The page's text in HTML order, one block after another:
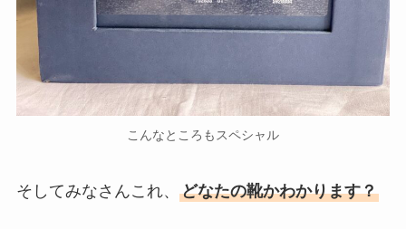
こんなところもスペシャル
そしてみなさんこれ、 どなたの靴かわかります？